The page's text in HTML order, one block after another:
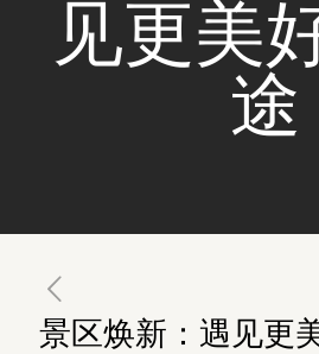
见更美
途
景区焕新：遇见更